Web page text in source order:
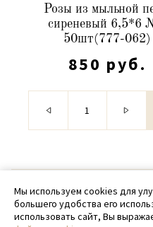
Розы из мыльной
сиреневый 6,5*6
50шт(777-062)
850 руб.
© 2020 -
+ 7
Мы используем cookies для
большего удобства его
использовать сайт, Вы